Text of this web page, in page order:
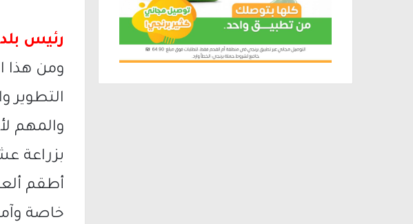
رئيس
ومن هذا
التطوير
والمهم
بزراعة
أطقم
خاصة